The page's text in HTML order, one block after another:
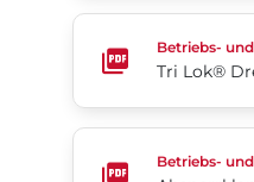
Tri Lok®
Absperrklappe Mit